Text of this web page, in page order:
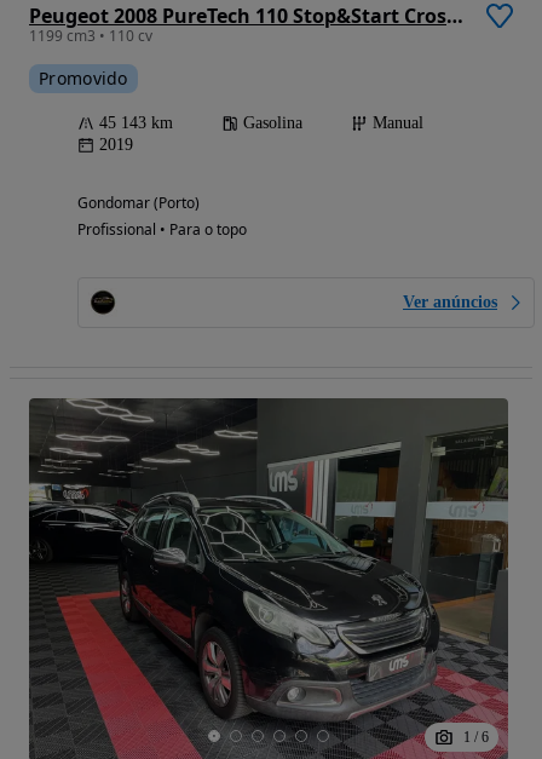
Peugeot 2008 PureTech 110 Stop&Start Crossway
1199 cm3 • 110 cv
Promovido
45 143 km Gasolina
Manual
2019
Gondomar (Porto)
Profissional • Para o topo
Ver anúncios
1 / 6